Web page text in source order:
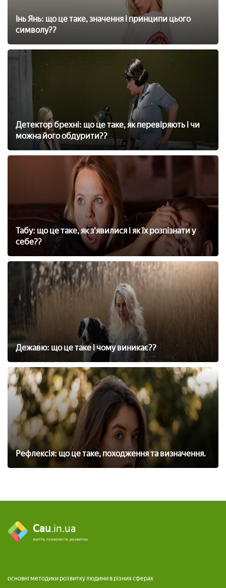
Інь Янь: що це таке, значення і принципи цього
символу??
Детектор брехні: що це таке, як перевіряють і чи
можна його обдурити??
Табу: що це таке, як з'явилися і як їх розпізнати у
себе??
Дежавю: що це таке і чому виникає??
Рефлексія: що це таке, походження та визначення.
Cau.in.ua
життя, психологія, розвиток
основні методики розвитку людини в різних сферах